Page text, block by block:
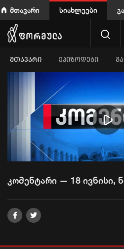
მთავარი სიახლეები
ᲛᲗᲐᲕᲐᲠᲘ ეპიზოდები
კომენტარი — 18 ივნისი,